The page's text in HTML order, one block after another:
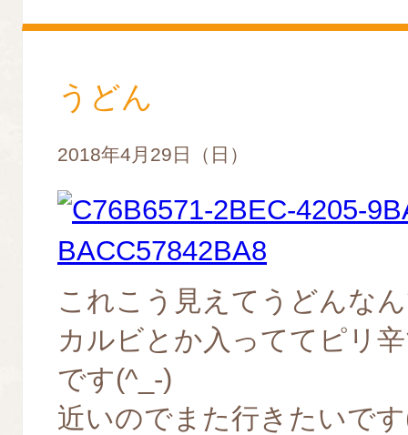
うどん
2018年4月29日（日）
これこう見えてうどんな
カルビとか入っててピリ
です(^_-)
近いのでまた行きたい